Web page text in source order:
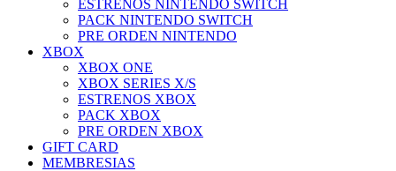
ESTRENOS NINTENDO SWITCH
PACK NINTENDO SWITCH
PRE ORDEN NINTENDO
XBOX
XBOX ONE
XBOX SERIES X/S
ESTRENOS XBOX
PACK XBOX
PRE ORDEN XBOX
GIFT CARD
MEMBRESIAS